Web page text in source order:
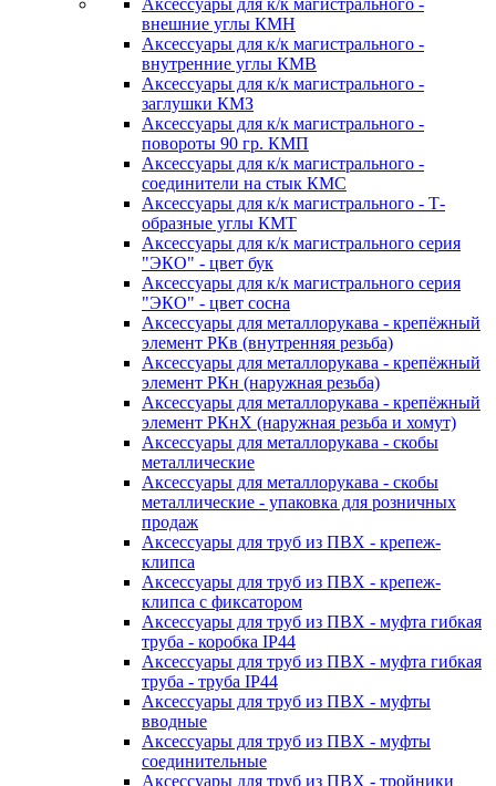
Аксессуары для к/к магистрального -
внешние углы КМН
Аксессуары для к/к магистрального -
внутренние углы КМВ
Аксессуары для к/к магистрального -
заглушки КМЗ
Аксессуары для к/к магистрального -
повороты 90 гр. КМП
Аксессуары для к/к магистрального -
соединители на стык КМС
Аксессуары для к/к магистрального - Т-
образные углы КМТ
Аксессуары для к/к магистрального серия
"ЭКО" - цвет бук
Аксессуары для к/к магистрального серия
"ЭКО" - цвет сосна
Аксессуары для металлорукава - крепёжный
элемент РКв (внутренняя резьба)
Аксессуары для металлорукава - крепёжный
элемент РКн (наружная резьба)
Аксессуары для металлорукава - крепёжный
элемент РКнХ (наружная резьба и хомут)
Аксессуары для металлорукава - скобы
металлические
Аксессуары для металлорукава - скобы
металлические - упаковка для розничных
продаж
Аксессуары для труб из ПВХ - крепеж-
клипса
Аксессуары для труб из ПВХ - крепеж-
клипса с фиксатором
Аксессуары для труб из ПВХ - муфта гибкая
труба - коробка IP44
Аксессуары для труб из ПВХ - муфта гибкая
труба - труба IP44
Аксессуары для труб из ПВХ - муфты
вводные
Аксессуары для труб из ПВХ - муфты
соединительные
Аксессуары для труб из ПВХ - тройники